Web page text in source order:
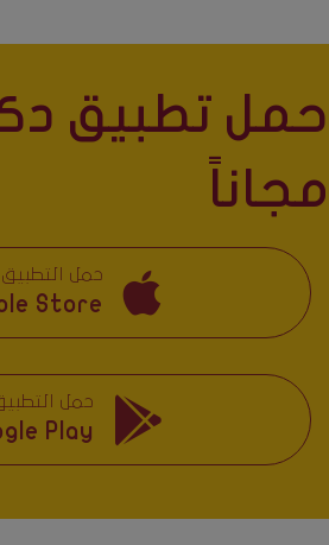
حمل تطبيق
مجاناً
حمل
Store
حمل
Play